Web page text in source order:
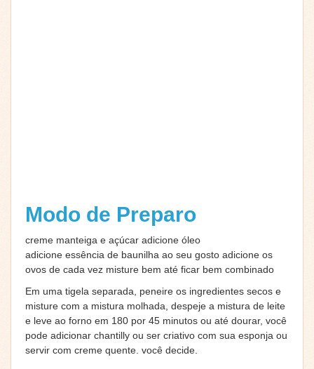
Modo de Preparo
creme manteiga e açúcar adicione óleo
adicione essência de baunilha ao seu gosto adicione os
ovos de cada vez misture bem até ficar bem combinado
Em uma tigela separada, peneire os ingredientes secos e
misture com a mistura molhada, despeje a mistura de leite
e leve ao forno em 180 por 45 minutos ou até dourar, você
pode adicionar chantilly ou ser criativo com sua esponja ou
servir com creme quente. você decide.